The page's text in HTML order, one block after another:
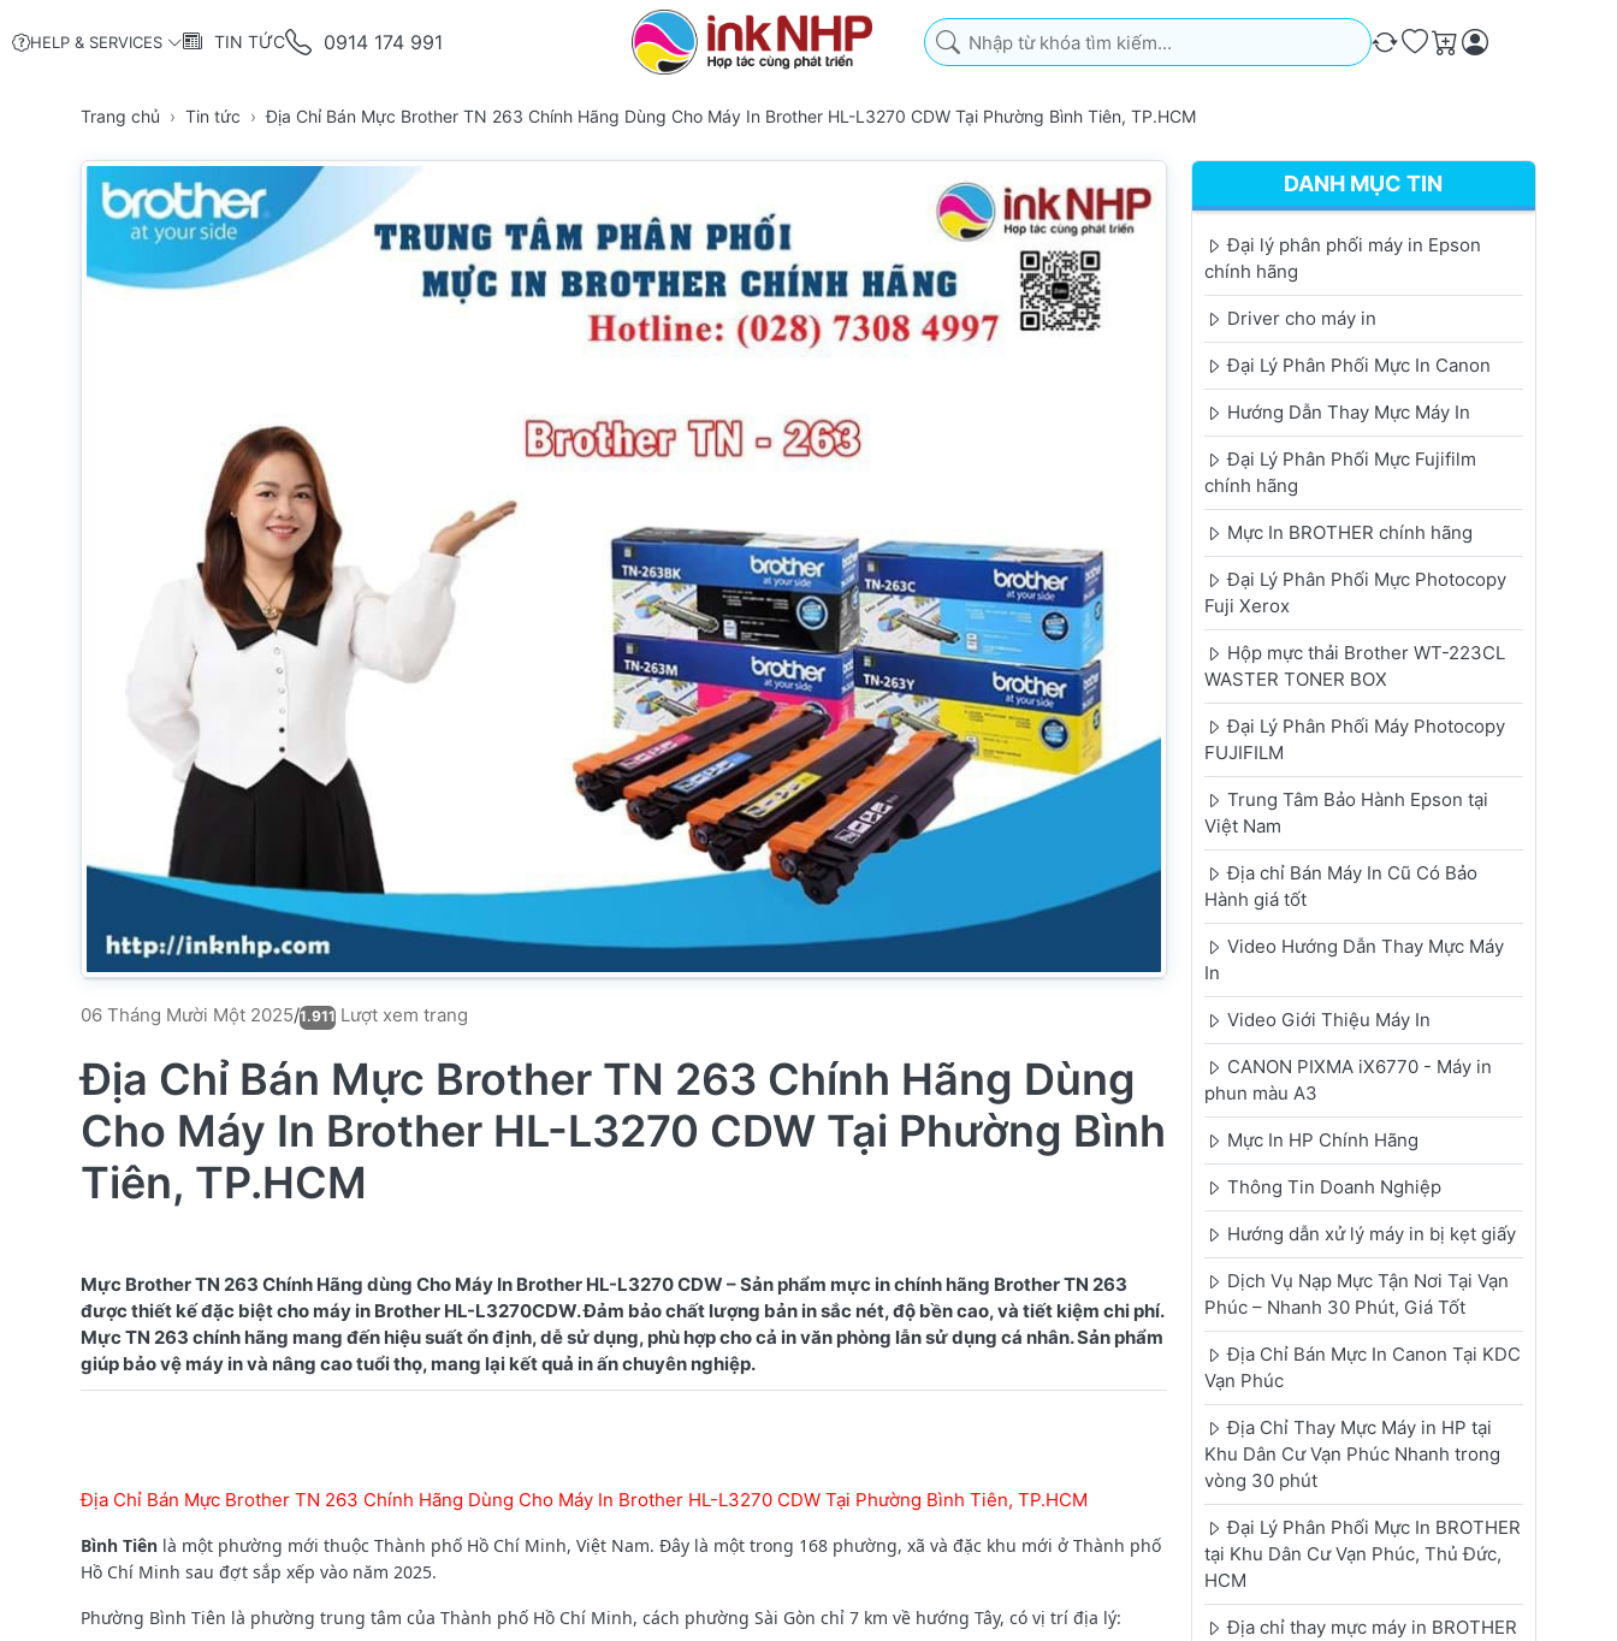
HELP & SERVICES TIN TỨC 0914 174 991
Nhập từ khóa tìm kiếm. Kết quả sẽ tự động xuất hiện khi bạn nhập. Nhấn phím
So sánh
Ưa thích
Giỏ hàng
Trang chủ Tin tức Địa Chỉ Bán Mực Brother TN 263 Chính Hãng Dùng Cho Máy In Brother HL-L3270 CDW Tại Phường Bình Tiên, TP.HCM
06 Tháng Mười Một 2025/1.911 Lượt xem trang
Địa Chỉ Bán Mực Brother TN 263 Chính Hãng Dùng
Cho Máy In Brother HL-L3270 CDW Tại Phường Bình
Tiên, TP.HCM
Mực Brother TN 263 Chính Hãng dùng Cho Máy In Brother HL-L3270 CDW – Sản phẩm mực in chính hãng Brother TN 263
được thiết kế đặc biệt cho máy in Brother HL-L3270CDW. Đảm bảo chất lượng bản in sắc nét, độ bền cao, và tiết kiệm chi phí.
Mực TN 263 chính hãng mang đến hiệu suất ổn định, dễ sử dụng, phù hợp cho cả in văn phòng lẫn sử dụng cá nhân. Sản phẩm
Địa Chỉ Bán Mực Brother TN 263 Chính Hãng Dùng Cho Máy In Brother HL-L3270 CDW Tại Phường Bình Tiên, TP.HCM
Bình Tiên là một phường mới thuộc Thành phố Hồ Chí Minh, Việt Nam. Đây là một trong 168 phường, xã và đặc khu mới ở Thành phố
Hồ Chí Minh sau đợt sắp xếp vào năm 2025.
Phường Bình Tiên là phường trung tâm của Thành phố Hồ Chí Minh, cách phường Sài Gòn chỉ 7 km về hướng Tây, có vị trí địa lý:
DANH MỤC TIN
Đại lý phân phối máy in Epson
chính hãng
Driver cho máy in
Đại Lý Phân Phối Mực In Canon
Hướng Dẫn Thay Mực Máy In
Đại Lý Phân Phối Mực Fujifilm
chính hãng
Mực In BROTHER chính hãng
Đại Lý Phân Phối Mực Photocopy
Fuji Xerox
Hộp mực thải Brother WT-223CL
WASTER TONER BOX
Đại Lý Phân Phối Máy Photocopy
FUJIFILM
Trung Tâm Bảo Hành Epson tại
Việt Nam
Địa chỉ Bán Máy In Cũ Có Bảo
Hành giá tốt
Video Hướng Dẫn Thay Mực Máy
In
Video Giới Thiệu Máy In
CANON PIXMA iX6770 - Máy in
phun màu A3
Mực In HP Chính Hãng
Thông Tin Doanh Nghiệp
Hướng dẫn xử lý máy in bị kẹt giấy
Dịch Vụ Nạp Mực Tận Nơi Tại Vạn
Phúc – Nhanh 30 Phút, Giá Tốt
Địa Chỉ Bán Mực In Canon Tại KDC
Vạn Phúc
Địa Chỉ Thay Mực Máy in HP tại
Khu Dân Cư Vạn Phúc Nhanh trong
vòng 30 phút
Đại Lý Phân Phối Mực In BROTHER
tại Khu Dân Cư Vạn Phúc, Thủ Đức,
HCM
Địa chỉ thay mực máy in BROTHER